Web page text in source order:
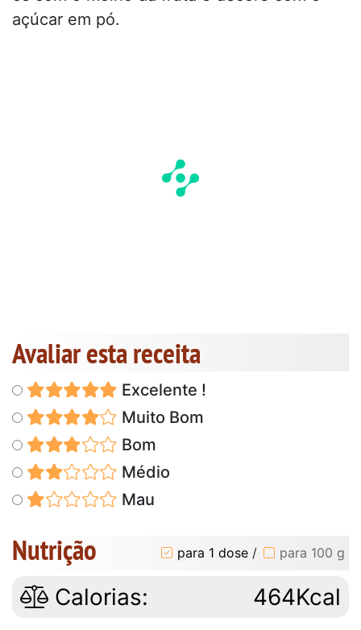
açúcar em pó.
Avaliar esta receita
Excelente !
Muito Bom
Bom
Médio
Mau
Nutrição para 1 dose / para 100 g
Calorias: 464Kcal